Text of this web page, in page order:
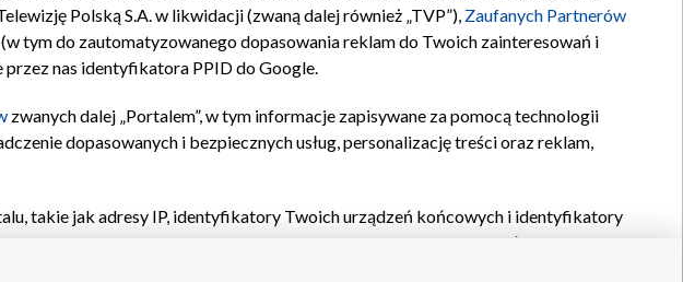
Polską S.A. w likwidacji (zwaną dalej również „TVP”), Zaufanych Partnerów
tym do zautomatyzowanego dopasowania reklam do Twoich zainteresowań i
przez nas identyfikatora PPID do Google.
zwanych dalej „Portalem”, w tym informacje zapisywane za pomocą technologii
dopasowanych i bezpiecznych usług, personalizację treści oraz reklam,
takie jak adresy IP, identyfikatory Twoich urządzeń końcowych i identyfikatory
oraz pozostałych
dostęp do nich, wyboru podstawowych reklam, wyboru spersonalizowanych